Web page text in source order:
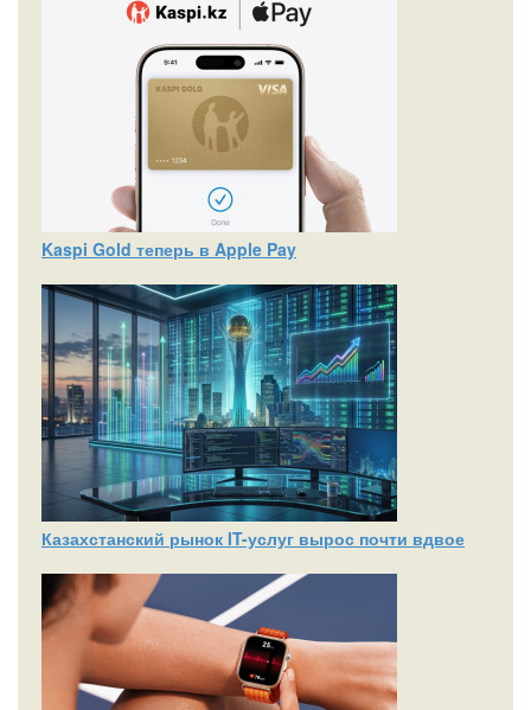
Kaspi Gold теперь в Apple Pay
Казахстанский рынок IT-услуг вырос почти вдвое